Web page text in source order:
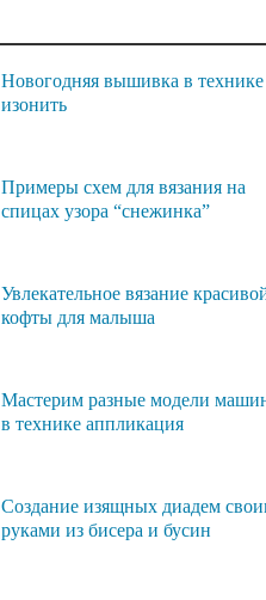
Новогодняя вышивка в технике
изонить
Примеры схем для вязания на
спицах узора “снежинка”
Увлекательное вязание
кофты для малыша
Мастерим разные модели
в технике аппликация
Создание изящных диадем
руками из бисера и бусин